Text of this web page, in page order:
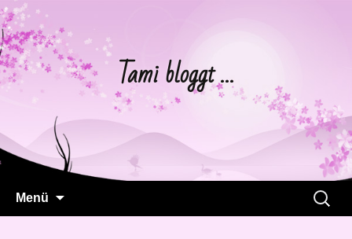
Tami bloggt …
Menü
Suchen
nach: